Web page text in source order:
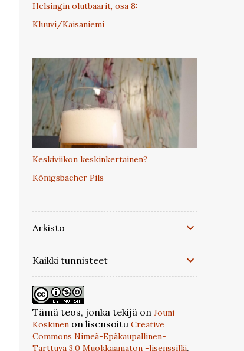
Helsingin olutbaarit, osa 8:
Kluuvi/Kaisaniemi
Keskiviikon keskinkertainen?
Königsbacher Pils
Arkisto
Kaikki tunnisteet
Tämä teos, jonka tekijä on Jouni
Koskinenon lisensoitu Creative
Commons Nimeä-Epäkaupallinen-
Tarttuva 3.0 Muokkaamaton -lisenssillä.